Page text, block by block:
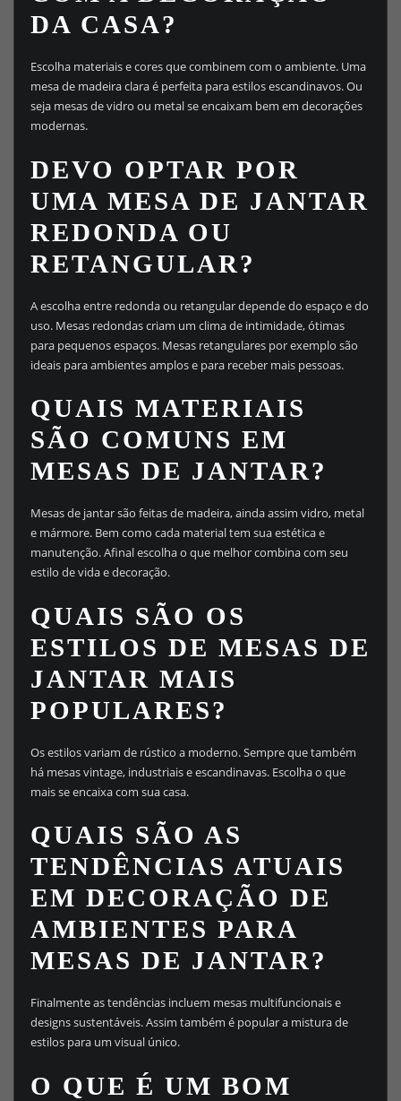
DA CASA?
Escolha materiais e cores que combinem com o ambiente. Uma
mesa de madeira clara é perfeita para estilos escandinavos. Ou
seja mesas de vidro ou metal se encaixam bem em decorações
modernas.
DEVO OPTAR POR
UMA MESA DE JANTAR
REDONDA OU
RETANGULAR?
A escolha entre redonda ou retangular depende do espaço e do
uso. Mesas redondas criam um clima de intimidade, ótimas
para pequenos espaços. Mesas retangulares por exemplo são
ideais para ambientes amplos e para receber mais pessoas.
QUAIS MATERIAIS
SÃO COMUNS EM
MESAS DE JANTAR?
Mesas de jantar são feitas de madeira, ainda assim vidro, metal
e mármore. Bem como cada material tem sua estética e
manutenção. Afinal escolha o que melhor combina com seu
estilo de vida e decoração.
QUAIS SÃO OS
ESTILOS DE MESAS DE
JANTAR MAIS
POPULARES?
Os estilos variam de rústico a moderno. Sempre que também
há mesas vintage, industriais e escandinavas. Escolha o que
mais se encaixa com sua casa.
QUAIS SÃO AS
TENDÊNCIAS ATUAIS
EM DECORAÇÃO DE
AMBIENTES PARA
MESAS DE JANTAR?
Finalmente as tendências incluem mesas multifuncionais e
designs sustentáveis. Assim também é popular a mistura de
estilos para um visual único.
O QUE É UM BOM